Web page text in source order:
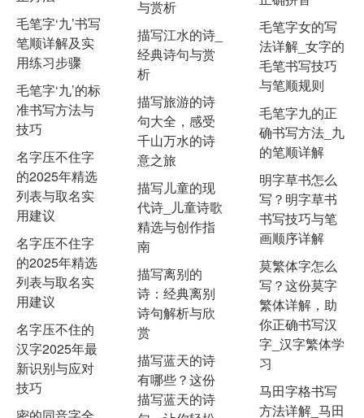
毛笔字‘九’书写
笔顺详解及实
用练习步骤
毛笔字‘九’的标
准书写方法与
技巧
名字压不住字
的2025年精选
列表与取名实
用建议
名字压不住字
的2025年精选
列表与取名实
用建议
名字压不住的
汉字2025年最
新识别与应对
技巧
与赏析
描写江水的诗_
经典诗句与赏
析
描写旅游的诗
句大全，感受
千山万水的诗
意之旅
描写儿童的现
代诗_儿童诗歌
精选与创作指
南
描写离别的
诗：经典离别
诗句解析与欣
赏
描写蓝天的诗
有哪些？这份
描写蓝天的诗
毛笔字女的写
法详解_女字的
毛笔书写技巧
与笔顺规则
毛笔字九的正
确书写方法_九
的笔顺详解
明字草书怎么
写？明字草书
书写技巧与笔
画顺序详解
莫繁体字怎么
写？这份莫字
繁体详解，助
你正确书写汉
字_汉字繁体学
习
马田字格书写
方法详解_马田